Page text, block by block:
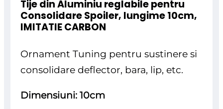
Tije din Aluminiu reglabile pentru
Consolidare Spoiler, lungime 10cm,
IMITATIE CARBON
Ornament Tuning pentru sustinere si
consolidare deflector, bara, lip, etc.
Dimensiuni: 10cm